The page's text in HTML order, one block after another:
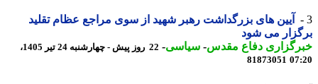
آیین های بزرگداشت رهبر شهید از سوی مراجع عظام تقلید
می شود
دفاع مقدس-سیاسی-
22 روز پیش - چهارشنبه 24 تیر 1405،
81873051